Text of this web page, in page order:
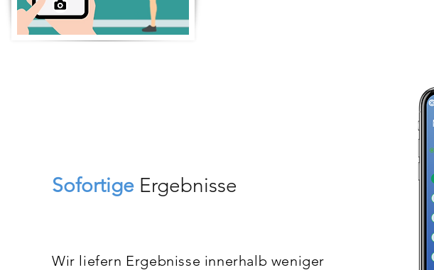
Sofortige Ergebnisse
Wir liefern Ergebnisse innerhalb weniger